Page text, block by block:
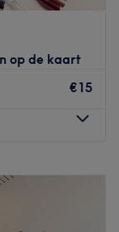
meilleures
de
op de kaart
€15
09:00